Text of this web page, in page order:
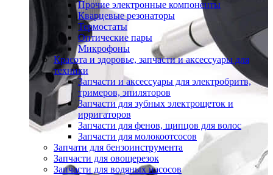
Прочие электронные компоненты
Кварцевые резонаторы
Термостаты
Оптические пары
Микрофоны
Красота и здоровье, запчасти и аксессуары для
техники
Запчасти и аксессуары для электробритв,
тримеров, эпиляторов
Запчасти для зубных электрощеток и
ирригаторов
Запчасти для фенов, щипцов для волос
Запчасти для молокоотсосов
Запчати для бензоинструмента
Запчасти для овощерезок
Запчасти для водяных насосов